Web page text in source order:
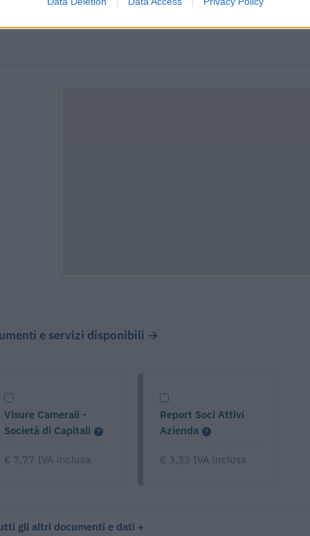
divisione ATECO e provincia.
e servizi disponibili →
Visure Camerali -
Società di Capitali
€ 7,77 IVA inclusa
Report Soci Attivi
Azienda
€ 3,33 IVA inclusa
gli altri documenti e dati